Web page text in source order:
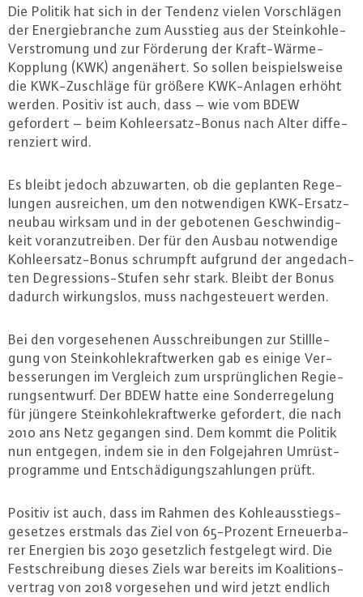
Die Politik hat sich in der Tendenz vielen Vor­schlä­gen
der En­er­gie­bran­che zum Ausstieg aus der Stein­koh­le-
Ver­stro­mung und zur Förderung der Kraft-Wär­me-
Kopp­lung (KWK) an­ge­nä­hert. So sollen bei­spiels­wei­se
die KWK-Zu­schlä­ge für größere KWK-An­la­gen erhöht
werden. Positiv ist auch, dass – wie vom BDEW
gefordert – beim Koh­le­er­satz-Bo­nus nach Alter dif­fe­
ren­ziert wird.
Es bleibt jedoch ab­zu­war­ten, ob die geplanten Re­ge­
lun­gen aus­rei­chen, um den not­wen­di­gen KWK-Er­satz­
neu­bau wirksam und in der gebotenen Ge­schwin­dig­
keit vor­an­zu­trei­ben. Der für den Ausbau not­wen­di­ge
Koh­le­er­satz-Bo­nus schrumpft aufgrund der an­ge­dach­
ten De­gres­si­ons-Stu­fen sehr stark. Bleibt der Bonus
dadurch wir­kungs­los, muss nach­ge­steu­ert werden.
Bei den vor­ge­se­he­nen Aus­schrei­bun­gen zur Still­le­
gung von Stein­koh­le­kraft­wer­ken gab es einige Ver­
bes­se­run­gen im Vergleich zum ur­sprüng­li­chen Re­gie­
rungs­ent­wurf. Der BDEW hatte eine Son­der­re­ge­lung
für jüngere Stein­koh­le­kraft­wer­ke gefordert, die nach
2010 ans Netz gegangen sind. Dem kommt die Politik
nun entgegen, indem sie in den Fol­ge­jah­ren Um­rüst­
pro­gram­me und Ent­schä­di­gungs­zah­lun­gen prüft.
Positiv ist auch, dass im Rahmen des Koh­le­aus­stiegs­
ge­set­zes erstmals das Ziel von 65-Pro­zent Er­neu­er­ba­
rer Energien bis 2030 ge­setz­lich fest­ge­legt wird. Die
Fest­schrei­bung dieses Ziels war bereits im Ko­ali­ti­ons­
ver­trag von 2018 vor­ge­se­hen und wird jetzt endlich